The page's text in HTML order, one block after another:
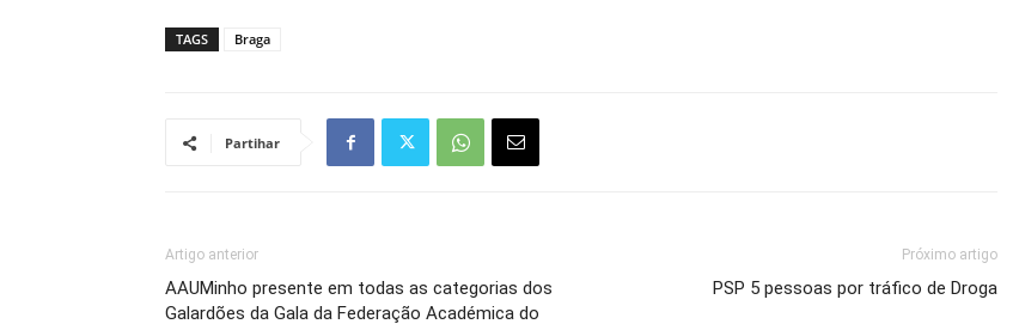
TAGS Braga
Partihar
Artigo anterior
AAUMinho presente em todas as categorias dos
Galardões da Gala da Federação Académica do
Próximo artigo
PSP 5 pessoas por tráfico de Droga